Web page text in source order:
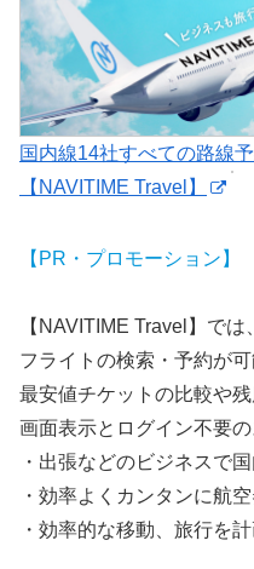
国内線14社すべての路線
【NAVITIME Travel】
【PR・プロモーション】
【NAVITIME Travel】で
フライトの検索・予約が可
最安値チケットの比較や
画面表示とログイン不要
・出張などのビジネスで
・効率よくカンタンに航
・効率的な移動、旅行を